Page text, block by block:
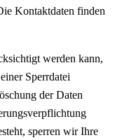
Kontaktdaten finden
werden kann,
Sperrdatei
der Daten
sperren wir Ihre